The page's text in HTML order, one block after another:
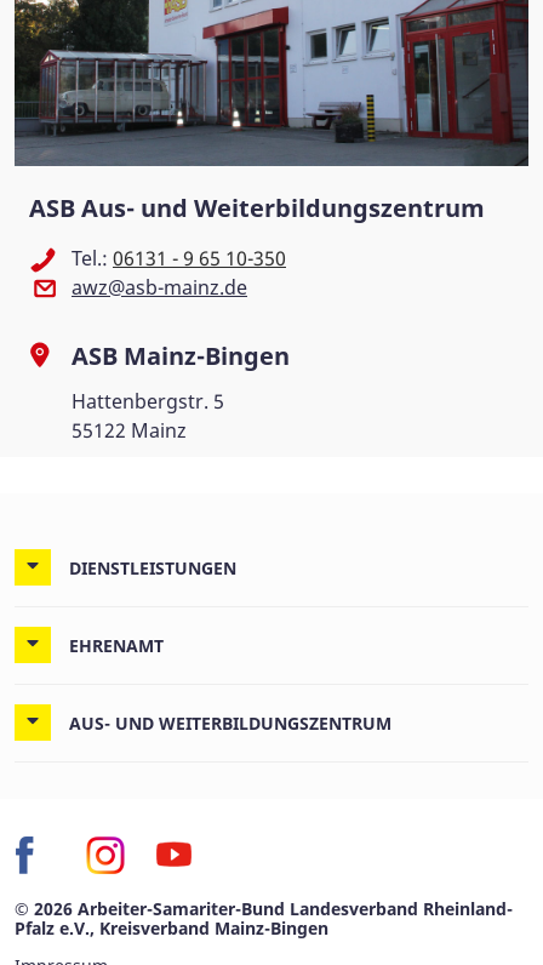
ASB Aus- und Weiterbildungszentrum
Tel.: 06131 - 9 65 10-350
awz@asb-mainz.de
ASB Mainz-Bingen
Hattenbergstr. 5
55122 Mainz
DIENSTLEISTUNGEN
EHRENAMT
AUS- UND WEITERBILDUNGSZENTRUM
© 2026 Arbeiter-Samariter-Bund Landesverband Rheinland-
Pfalz e.V., Kreisverband Mainz-Bingen